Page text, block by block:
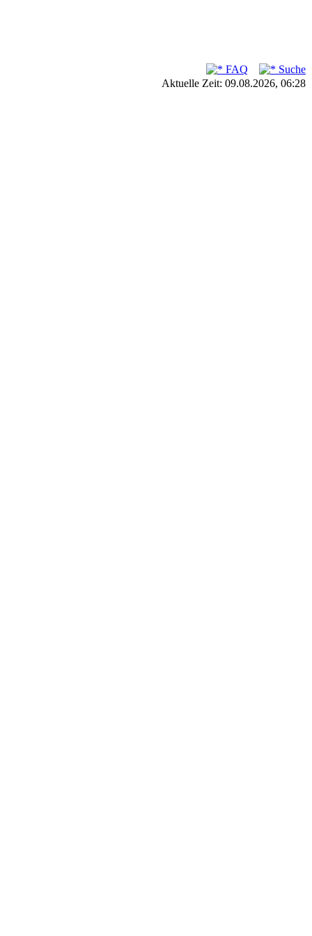
FAQ
Suche
Aktuelle Zeit: 09.08.2026, 06:28